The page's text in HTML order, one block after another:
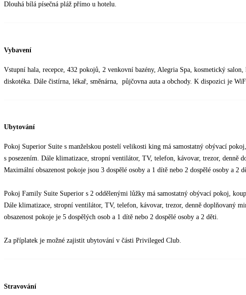
Dlouhá bílá písečná pláž přímo u hotelu.
Vybavení
Vstupní hala, recepce, 432 pokojů, 2 venkovní bazény, Alegria Spa, kosmetický
diskotéka. Dále čistírna, lékař, směnárna, půjčovna auta a obchody. K dispozici je
Ubytování
Pokoj Superior Suite s manželskou postelí velikosti king má samostatný obývací
s posezením. Dále klimatizace, stropní ventilátor, TV, telefon, kávovar, trezor, denně
Maximální obsazenost pokoje jsou 3 dospělé osoby a 1 dítě nebo 2 dospělé osoby a 2
Pokoj Family Suite Superior s 2 oddělenými lůžky má samostatný obývací pokoj,
Dále klimatizace, stropní ventilátor, TV, telefon, kávovar, trezor, denně doplňovaný
obsazenost pokoje je 5 dospělých osob a 1 dítě nebo 2 dospělé osoby a 2 děti.
Za příplatek je možné zajistit ubytování v části Privileged Club.
Stravování